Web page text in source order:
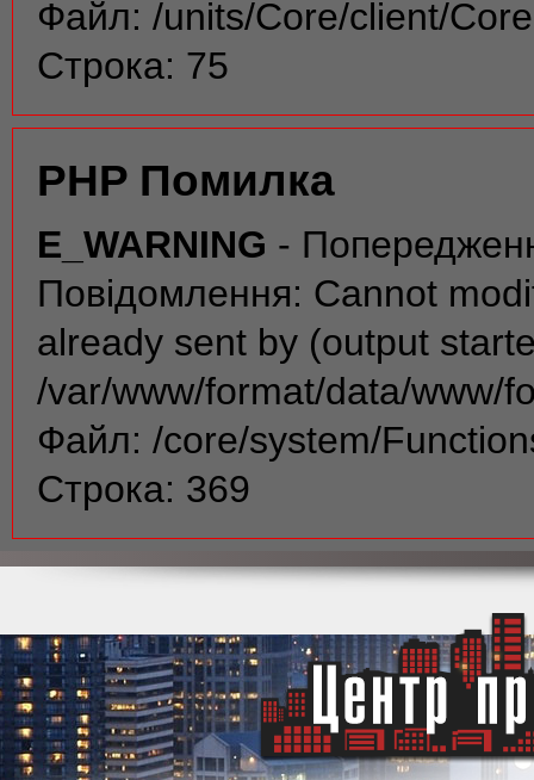
Файл: /units/Core/client/
Строка: 75
PHP Помилка
E_WARNING -
Повідомлення: Cannot
already sent by (output
/var/www/format/data/www/
Файл: /core/system/
Строка: 369